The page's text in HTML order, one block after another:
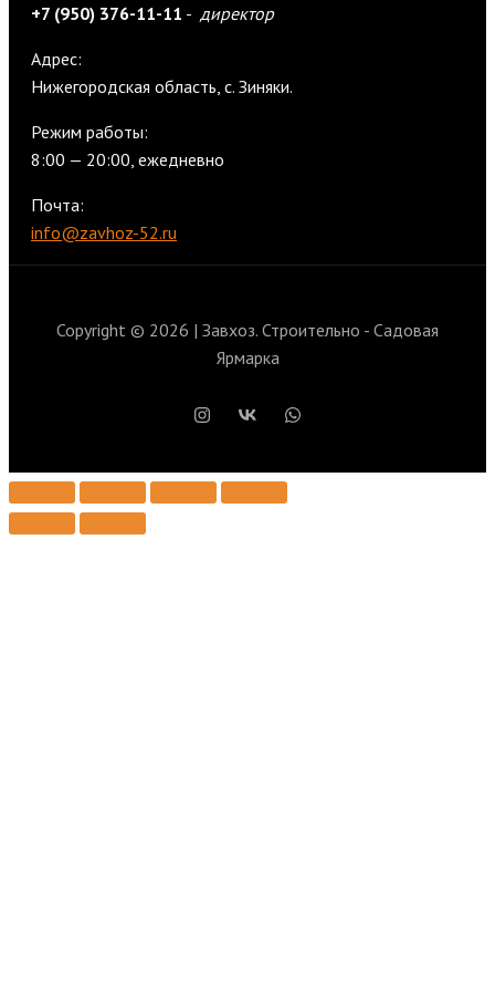
+7 (950) 376-11-11 - директор
Адрес:
Нижегородская область, с. Зиняки.
Режим работы:
8:00 — 20:00, ежедневно
Почта:
info@zavhoz-52.ru
Copyright © 2026 | Завхоз. Строительно - Садовая
Ярмарка